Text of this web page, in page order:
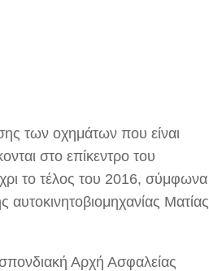
των οχημάτων που είναι
στο επίκεντρο του
το τέλος του 2016, σύμφωνα
αυτοκινητοβιομηχανίας Ματίας
Αρχή Ασφαλείας